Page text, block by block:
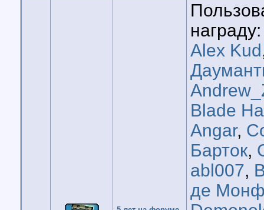
Alex Kud
Blade
Angar,
Барток,
abl007,
де